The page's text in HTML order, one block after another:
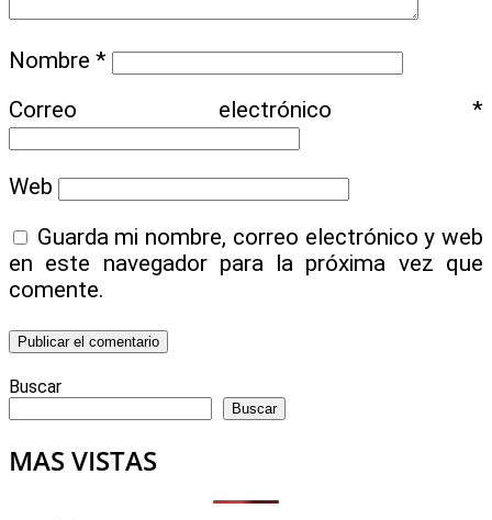
Nombre *
Correo electrónico *
Web
Guarda mi nombre, correo electrónico y web
en este navegador para la próxima vez que
comente.
Buscar
Buscar
MAS VISTAS